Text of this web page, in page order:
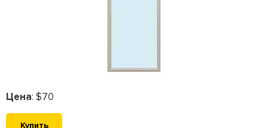
Цена: $70
Купить